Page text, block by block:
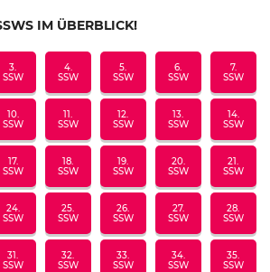
IM ÜBERBLICK!
3.
SSW
4.
SSW
5.
SSW
6.
SSW
7.
SSW
10.
SSW
11.
SSW
12.
SSW
13.
SSW
14.
SSW
17.
SSW
18.
SSW
19.
SSW
20.
SSW
21.
SSW
24.
SSW
25.
SSW
26.
SSW
27.
SSW
28.
SSW
31.
SSW
32.
SSW
33.
SSW
34.
SSW
35.
SSW